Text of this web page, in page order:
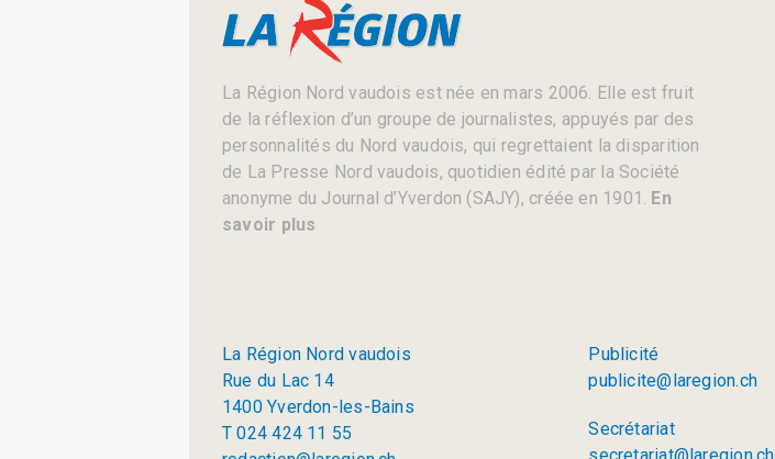
La Région Nord vaudois est née en mars 2006. Elle est fruit
de la réflexion d’un groupe de journalistes, appuyés par des
personnalités du Nord vaudois, qui regrettaient la disparition
de La Presse Nord vaudois, quotidien édité par la Société
anonyme du Journal d’Yverdon (SAJY), créée en 1901. En
savoir plus
La Région Nord vaudois
Rue du Lac 14
1400 Yverdon-les-Bains
T 024 424 11 55
Publicité
publicite@laregion.ch
Secrétariat